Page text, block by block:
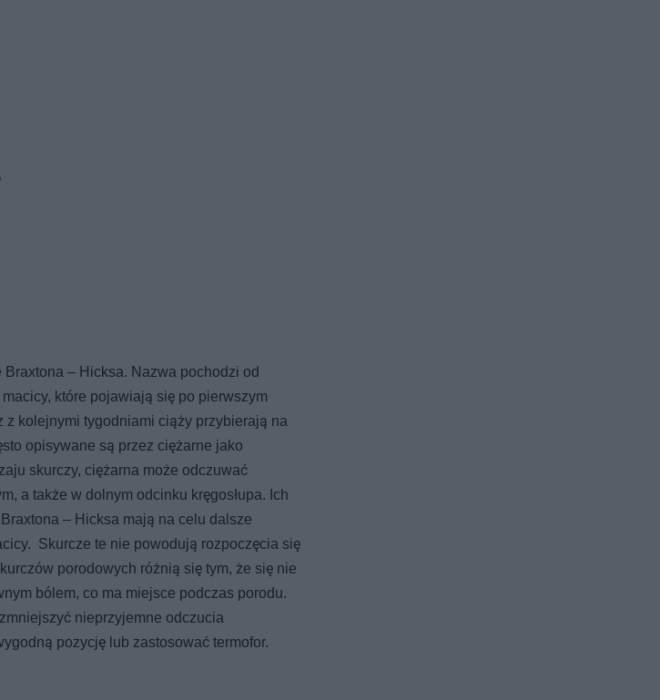
– Hicksa. Nazwa pochodzi od
które pojawiają się po pierwszym
kolejnymi tygodniami ciąży przybierają na
opisywane są przez ciężarne jako
skurczy, ciężarna może odczuwać
a także w dolnym odcinku kręgosłupa. Ich
– Hicksa mają na celu dalsze
Skurcze te nie powodują rozpoczęcia się
porodowych różnią się tym, że się nie
bólem, co ma miejsce podczas porodu.
nieprzyjemne odczucia
pozycję lub zastosować termofor.